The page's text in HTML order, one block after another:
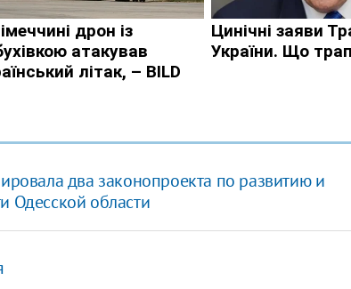
два законопроекта по развитию и
Одесской области